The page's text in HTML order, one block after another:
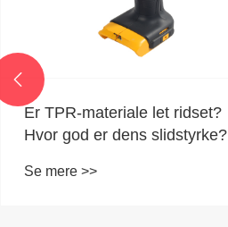
Er TPR-materiale let ridset?
Hvor god er dens slidstyrke?
Se mere >>
